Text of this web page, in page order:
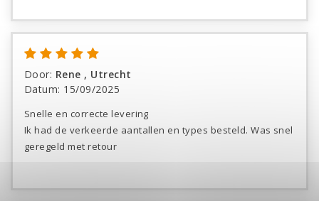
Door: Rene , Utrecht
Datum: 15/09/2025
Snelle en correcte levering
Ik had de verkeerde aantallen en types besteld. Was snel
geregeld met retour